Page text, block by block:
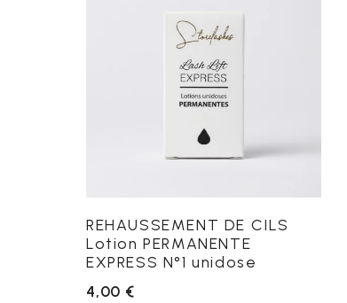
REHAUSSEMENT DE CILS
Lotion PERMANENTE
EXPRESS N°1 unidose
4,00 €